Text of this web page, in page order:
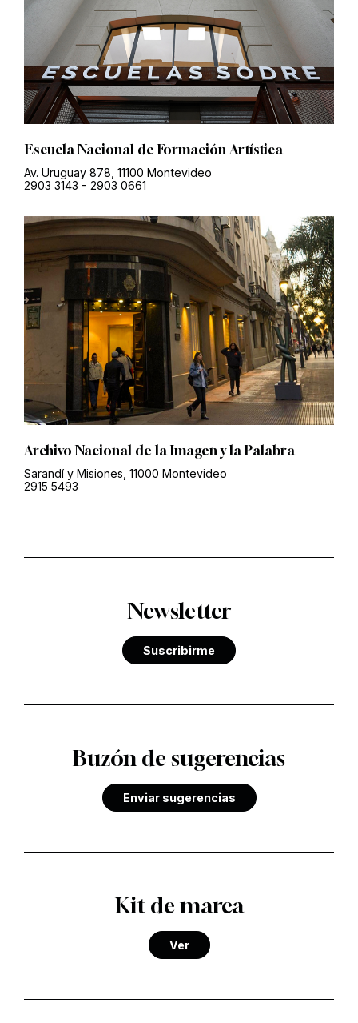
Escuela Nacional de Formación Artística
Av. Uruguay 878, 11100 Montevideo
2903 3143 - 2903 0661
Archivo Nacional de la Imagen y la Palabra
Sarandí y Misiones, 11000 Montevideo
2915 5493
Newsletter
Suscribirme
Buzón de sugerencias
Enviar sugerencias
Kit de marca
Ver